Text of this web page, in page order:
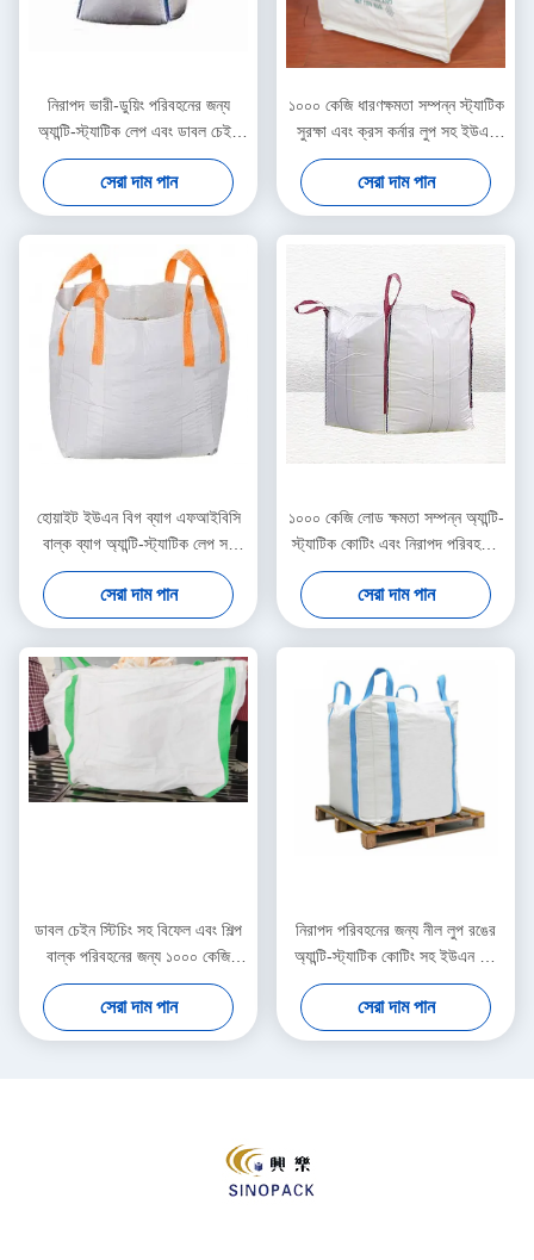
নিরাপদ ভারী-ডুয়িং পরিবহনের জন্য
অ্যান্টি-স্ট্যাটিক লেপ এবং ডাবল চেইন
সেচ সহ 1000 কেজি ক্ষমতাযুক্ত ইউএন
বিগ ব্যাগ
সেরা দাম পান
১০০০ কেজি ধারণক্ষমতা সম্পন্ন স্ট্যাটিক
সুরক্ষা এবং ক্রস কর্নার লুপ সহ ইউএন
বিগ ব্যাগ, বিপজ্জনক পদার্থ নিরাপদে
পরিবহনের জন্য
সেরা দাম পান
হোয়াইট ইউএন বিগ ব্যাগ এফআইবিসি
বাল্ক ব্যাগ অ্যান্টি-স্ট্যাটিক লেপ সহ
1000 কেজি লোড ক্যাপাসিটি এবং ট্রান্স
কোণ লুপ ভারী দায়িত্ব পরিবহন জন্য
সেরা দাম পান
১০০০ কেজি লোড ক্ষমতা সম্পন্ন অ্যান্টি-
স্ট্যাটিক কোটিং এবং নিরাপদ পরিবহনের
জন্য ৪টি কর্নার লুপ সহ ইউএন বিগ ব্যাগ
এফআইবিসি বাল্ক ব্যাগ
সেরা দাম পান
ডাবল চেইন স্টিচিং সহ বিফেল এবং শিল্প
বাল্ক পরিবহনের জন্য ১০০০ কেজি
ধারণক্ষমতা সম্পন্ন ইউএন বিগ ব্যাগ
সেরা দাম পান
নিরাপদ পরিবহনের জন্য নীল লুপ রঙের
অ্যান্টি-স্ট্যাটিক কোটিং সহ ইউএন বিগ
ব্যাগ এবং ১০০০ কেজি লোড ক্ষমতা
সেরা দাম পান